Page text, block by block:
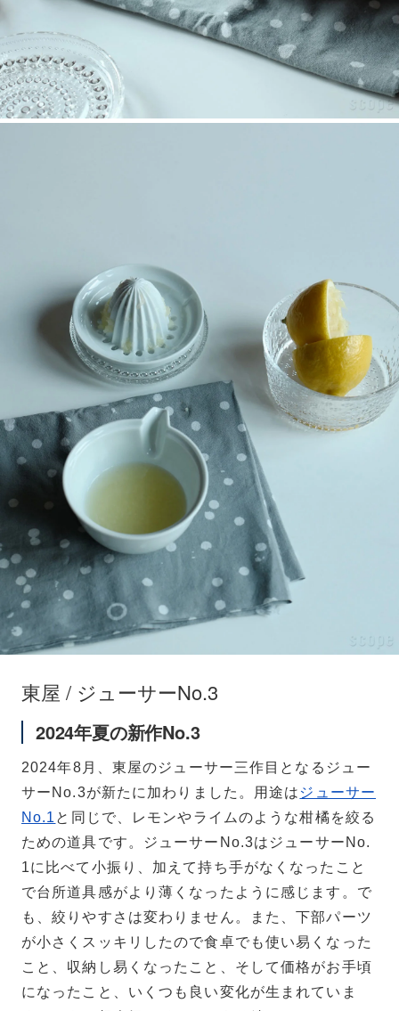
東屋 / ジューサーNo.3
2024年夏の新作No.3
2024年8月、東屋のジューサー三作目となるジュー
サーNo.3が新たに加わりました。用途は ジューサー
No.1 と同じで、レモンやライムのような柑橘を絞る
ための道具です。ジューサーNo.3はジューサーNo.
1に比べて小振り、加えて持ち手がなくなったこと
で台所道具感がより薄くなったように感じます。で
も、絞りやすさは変わりません。また、下部パーツ
が小さくスッキリしたので食卓でも使い易くなった
こと、収納し易くなったこと、そして価格がお手頃
になったこと、いくつも良い変化が生まれていま